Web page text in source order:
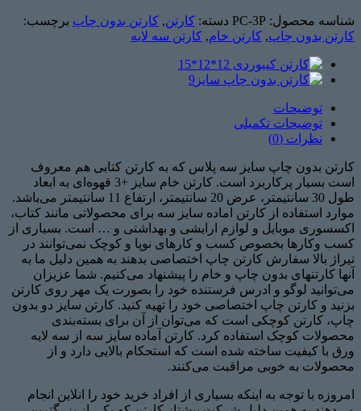
شناسه محصول: PC-3P دسته: کارتن, کارتن بدون چاپ برچسب:
کارتن بدون چاپ, کارتن خام, کارتن سه لایه
توضیحات
توضیحات تکمیلی
نظرات (0)
کارتن بدون چاپ سایز سه پلاس که به کارتن کتابی هم معروف
است بسیار پرکاربرد است. کارتن خام سایز +3 قهوه‌ای به ابعاد
طول 30 سانتیمتر، عرض 20 سانتیمتر، ارتفاع 11 سانتیمتر می‌باشد.
موارد استفاده از کارتن اماده سایز سه برای محصولاتی مانند کتاب،
اکسسوری موبایل و لوازم ارایشی و بهداشتی و … است. بسیاری از
کسب وکارها بخصوص کسب و کارهای نوپا و کوچک نمی‌توانند در
تیراژ بالا سفارش کارتن چاپ اختصاصی بدهند به همین دلیل ما به
آنها کارتنهای بدون چاپ و خام را پیشنهاد می‌کنیم. شما عزیزان
می‌توانید لوگو و ادرس فرستنده خود را بصورت یک مهر روی کارتن
بزنید و کارتن چاپ اختصاصی خود را تهیه کنید. کارتن سایز دو بدون
چاپ، کارتن کوچکی است که می‌توان از آن برای بسته‌بندی
محصولات کوچک استفاده کرد. کارتن آماده سایز سه از سه لایه
ورق با کیفیت ساخته شده است که استحکام بالایی دارد و از
محصولات به خوبی مراقبت می‌کنند.
امروزه با توجه به اینکه بسیاری از افراد خرید خود را انلاین انجام